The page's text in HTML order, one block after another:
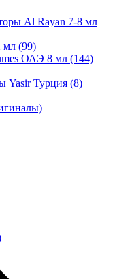
Al Rayan 7-8 мл
мл (99)
ОАЭ 8 мл (144)
Yasir Турция (8)